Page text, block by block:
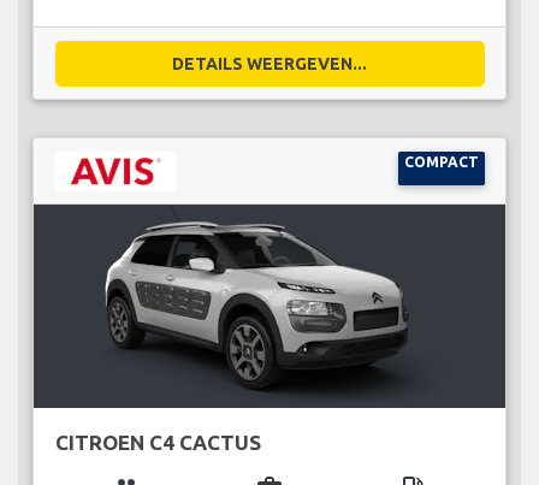
DETAILS WEERGEVEN...
COMPACT
CITROEN C4 CACTUS